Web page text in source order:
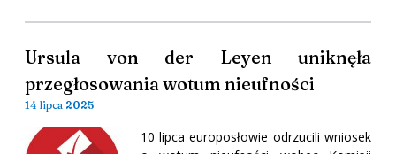
Ursula von der Leyen uniknęła
przegłosowania wotum nieufności
14 lipca 2025
10 lipca europosłowie odrzucili wniosek